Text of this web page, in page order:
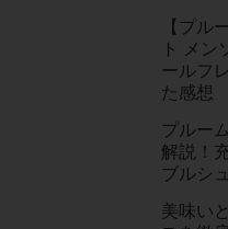
【プル
ト メ
ールフ
た感想
プルー
解説！
ブルシ
美味い